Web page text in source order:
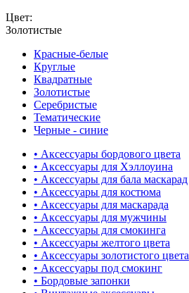
Цвет:
Золотистые
Красные-белые
Круглые
Квадратные
Золотистые
Серебристые
Тематические
Черные - синие
• Аксессуары бордового цвета
• Аксессуары для Хэллоуина
• Аксессуары для бала маскарад
• Аксессуары для костюма
• Аксессуары для маскарада
• Аксессуары для мужчины
• Аксессуары для смокинга
• Аксессуары желтого цвета
• Аксессуары золотистого цвета
• Аксессуары под смокинг
• Бордовые запонки